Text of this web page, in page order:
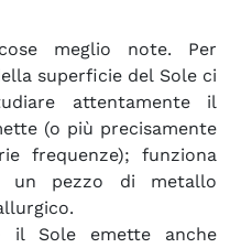
meglio note. Per
superficie del Sole ci
attentamente il
(o più precisamente
frequenze); funziona
un pezzo di metallo
il Sole emette anche